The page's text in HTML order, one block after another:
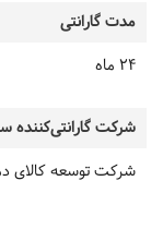
مدت گارانتی
24 ماه
شرکت گارانتی‌کننده
شرکت توسعه کالای